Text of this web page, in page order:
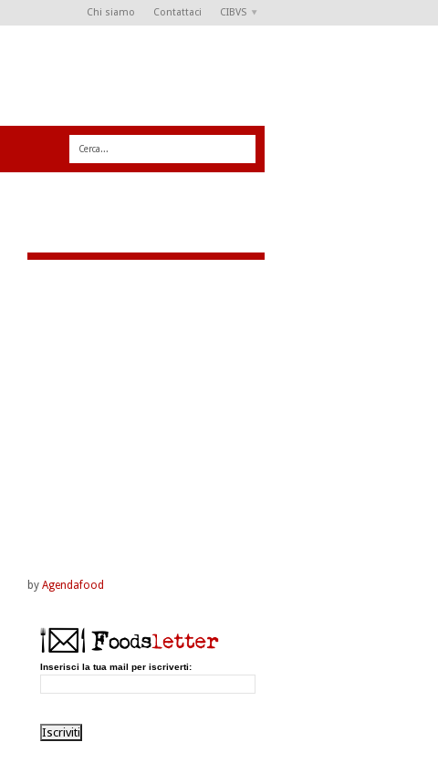
Chi siamo Contattaci CIBVS
by Agendafood
Inserisci la tua mail per iscriverti: